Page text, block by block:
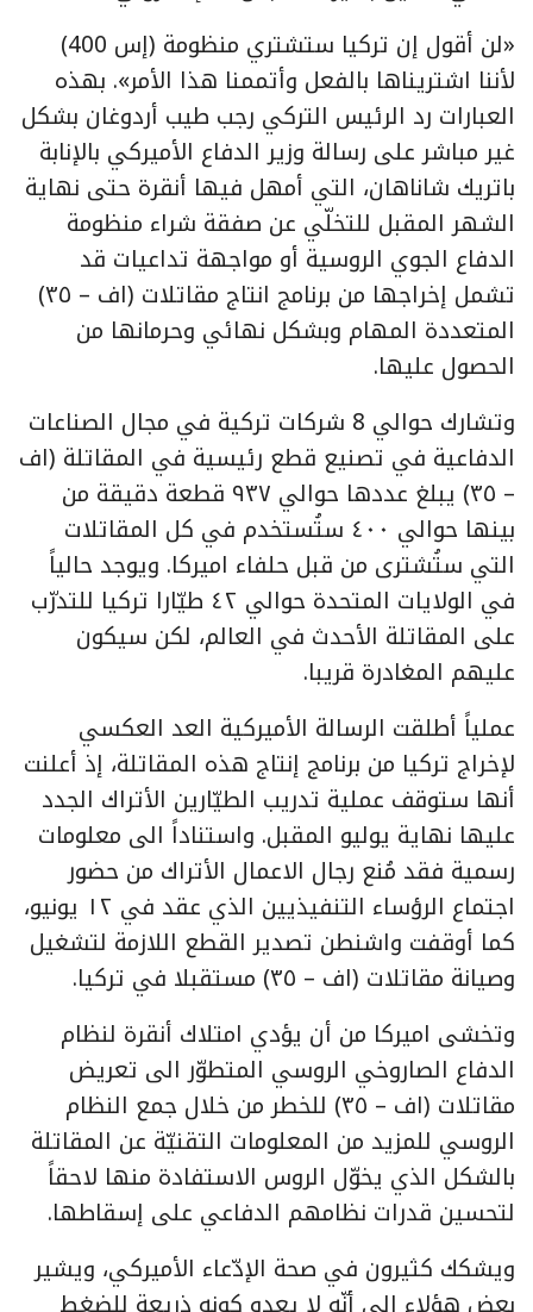
«لن أقول إن تركيا ستشتري منظومة (إس 400)
لأننا اشتريناها بالفعل وأتممنا هذا الأمر». بهذه
العبارات رد الرئيس التركي رجب طيب أردوغان بشكل
غير مباشر على رسالة وزير الدفاع الأميركي بالإنابة
باتريك شاناهان، التي أمهل فيها أنقرة حتى نهاية
الشهر المقبل للتخلّي عن صفقة شراء منظومة
الدفاع الجوي الروسية أو مواجهة تداعيات قد
تشمل إخراجها من برنامج انتاج مقاتلات (اف – ٣٥)
المتعددة المهام وبشكل نهائي وحرمانها من
الحصول عليها.
وتشارك حوالي 8 شركات تركية في مجال الصناعات
الدفاعية في تصنيع قطع رئيسية في المقاتلة (اف
– ٣٥) يبلغ عددها حوالي ٩٣٧ قطعة دقيقة من
بينها حوالي ٤٠٠ ستُستخدم في كل المقاتلات
التي ستُشترى من قبل حلفاء اميركا. ويوجد حالياً
في الولايات المتحدة حوالي ٤٢ طيّارا تركيا للتدرّب
على المقاتلة الأحدث في العالم، لكن سيكون
عليهم المغادرة قريبا.
عملياً أطلقت الرسالة الأميركية العد العكسي
لإخراج تركيا من برنامج إنتاج هذه المقاتلة، إذ أعلنت
أنها ستوقف عملية تدريب الطيّارين الأتراك الجدد
عليها نهاية يوليو المقبل. واستناداً الى معلومات
رسمية فقد مُنع رجال الاعمال الأتراك من حضور
اجتماع الرؤساء التنفيذيين الذي عقد في ١٢ يونيو،
كما أوقفت واشنطن تصدير القطع اللازمة لتشغيل
وصيانة مقاتلات (اف – ٣٥) مستقبلا في تركيا.
وتخشى اميركا من أن يؤدي امتلاك أنقرة لنظام
الدفاع الصاروخي الروسي المتطوّر الى تعريض
مقاتلات (اف – ٣٥) للخطر من خلال جمع النظام
الروسي للمزيد من المعلومات التقنيّة عن المقاتلة
بالشكل الذي يخوّل الروس الاستفادة منها لاحقاً
لتحسين قدرات نظامهم الدفاعي على إسقاطها.
ويشكك كثيرون في صحة الإدّعاء الأميركي، ويشير